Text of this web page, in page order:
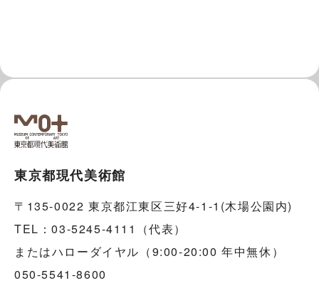
東京都現代美術館
〒135-0022 東京都江東区三好4-1-1(木場公園内)
TEL：03-5245-4111（代表）
またはハローダイヤル（9:00-20:00 年中無休）
050-5541-8600